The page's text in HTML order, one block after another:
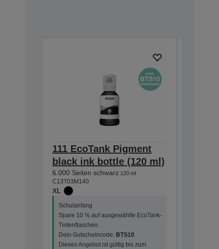
111 EcoTank Pigment
black ink bottle (120 ml)
6.000 Seiten schwarz 120 ml
C13T03M140
XL
Schulanfang
Spare 10 % auf ausgewählte EcoTank-
Tintenflaschen.
Dein Gutscheincode: BTS10
Dieses Angebot ist gültig bis zum